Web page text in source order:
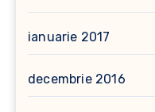
ianuarie 2017
decembrie 2016